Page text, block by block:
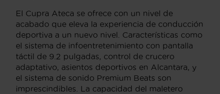
El Cupra Ateca se ofrece con un nivel de
acabado que eleva la experiencia de conducción
deportiva a un nuevo nivel. Características como
el sistema de infoentretenimiento con pantalla
táctil de 9.2 pulgadas, control de crucero
adaptativo, asientos deportivos en Alcantara, y
el sistema de sonido Premium Beats son
imprescindibles. La capacidad del maletero